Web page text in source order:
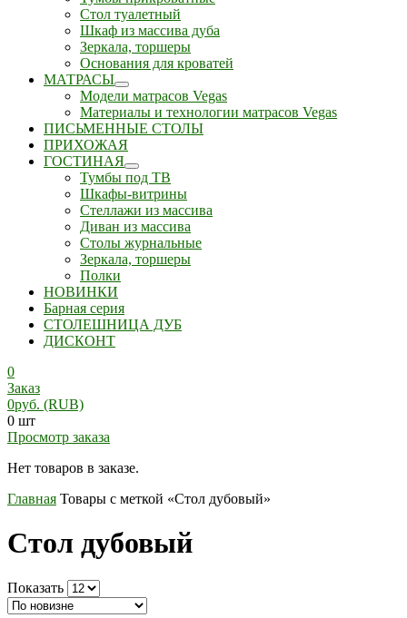
Стол туалетный
Шкаф из массива дуба
Зеркала, торшеры
Основания для кроватей
МАТРАСЫ
Модели матрасов Vegas
Материалы и технологии матрасов Vegas
ПИСЬМЕННЫЕ СТОЛЫ
ПРИХОЖАЯ
ГОСТИНАЯ
Тумбы под ТВ
Шкафы-витрины
Стеллажи из массива
Диван из массива
Столы журнальные
Зеркала, торшеры
Полки
НОВИНКИ
Барная серия
СТОЛЕШНИЦА ДУБ
ДИСКОНТ
0
Заказ
0руб. (RUB)
0 шт
Просмотр заказа
Нет товаров в заказе.
Главная Товары с меткой «Стол дубовый»
Стол дубовый
Показать